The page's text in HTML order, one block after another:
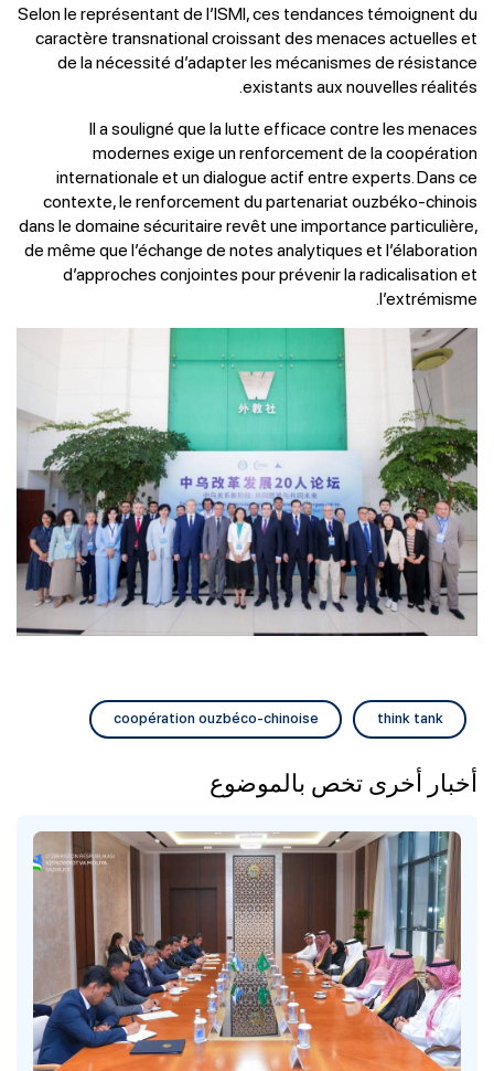
Selon le représentant de l’ISMI, ces tendances témoignent du
caractère transnational croissant des menaces actuelles et
de la nécessité d’adapter les mécanismes de résistance
existants aux nouvelles réalités.
Il a souligné que la lutte efficace contre les menaces
modernes exige un renforcement de la coopération
internationale et un dialogue actif entre experts. Dans ce
contexte, le renforcement du partenariat ouzbéko-chinois
dans le domaine sécuritaire revêt une importance particulière,
de même que l’échange de notes analytiques et l’élaboration
d’approches conjointes pour prévenir la radicalisation et
l’extrémisme.
think tank
coopération ouzbéco-chinoise
أخبار أخرى تخص بالموضوع